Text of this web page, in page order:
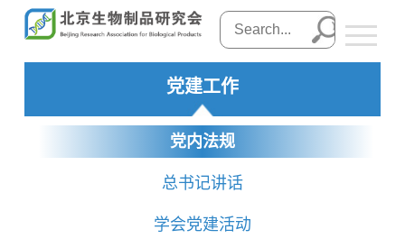
党建工作
党内法规
总书记讲话
学会党建活动